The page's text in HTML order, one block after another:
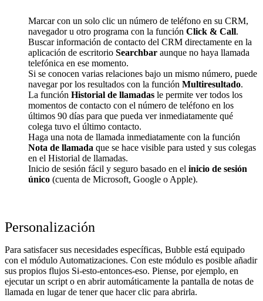
Marcar con un solo clic un número de teléfono en su CRM,
navegador u otro programa con la función Click & Call.
Buscar información de contacto del CRM directamente en la
aplicación de escritorio Searchbar aunque no haya llamada
telefónica en ese momento.
Si se conocen varias relaciones bajo un mismo número, puede
navegar por los resultados con la función Multiresultado.
La función Historial de llamadas le permite ver todos los
momentos de contacto con el número de teléfono en los
últimos 90 días para que pueda ver inmediatamente qué
colega tuvo el último contacto.
Haga una nota de llamada inmediatamente con la función
Nota de llamada que se hace visible para usted y sus colegas
en el Historial de llamadas.
Inicio de sesión fácil y seguro basado en el inicio de sesión
único (cuenta de Microsoft, Google o Apple).
Personalización
Para satisfacer sus necesidades específicas, Bubble está equipado
con el módulo Automatizaciones. Con este módulo es posible añadir
sus propios flujos Si-esto-entonces-eso. Piense, por ejemplo, en
ejecutar un script o en abrir automáticamente la pantalla de notas de
llamada en lugar de tener que hacer clic para abrirla.